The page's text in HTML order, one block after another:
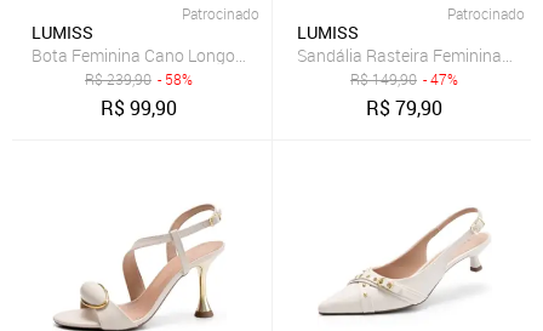
Patrocinado
LUMISS
Bota Feminina Cano Longo Stretch Lumiss Salto Alto Grosso
R$239,90 - 58%
R$99,90
Patrocinado
LUMISS
Sandália Rasteira Feminina
R$149,90 - 47%
R$79,90